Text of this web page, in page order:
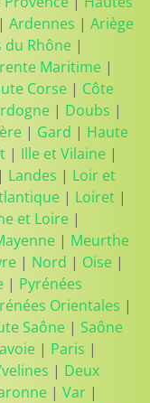
| Ardennes | Ariège
du Rhône |
Maritime |
Corse | Côte
| Doubs |
| Gard | Haute
| Ille et Vilaine |
| Landes | Loir et
| Loiret |
et Loire |
| Meurthe
| Nord | Oise |
| Pyrénées
Orientales |
Saône | Saône
| Paris |
| Deux
| Var |